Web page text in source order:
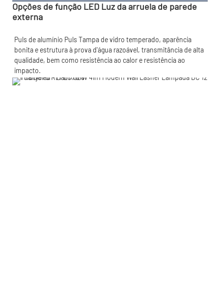
Opções de função LED Luz da arruela de parede
externa
Puls de alumínio Puls Tampa de vidro temperado, aparência
bonita e estrutura à prova d'água razoável, transmitância de alta
qualidade, bem como resistência ao calor e resistência ao